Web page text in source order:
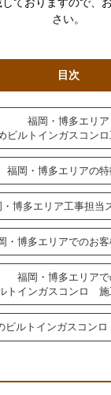
さい。
目次
福岡・博多エリア
ビルトインガスコンロ
福岡・博多エリアの
・博多エリア工事担当
・博多エリアでのお
福岡・博多エリア
トインガスコンロ 施
ビルトインガスコンロ